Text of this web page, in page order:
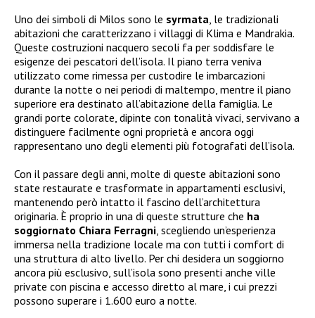
Uno dei simboli di Milos sono le syrmata, le tradizionali
abitazioni che caratterizzano i villaggi di Klima e Mandrakia.
Queste costruzioni nacquero secoli fa per soddisfare le
esigenze dei pescatori dell’isola. Il piano terra veniva
utilizzato come rimessa per custodire le imbarcazioni
durante la notte o nei periodi di maltempo, mentre il piano
superiore era destinato all’abitazione della famiglia. Le
grandi porte colorate, dipinte con tonalità vivaci, servivano a
distinguere facilmente ogni proprietà e ancora oggi
rappresentano uno degli elementi più fotografati dell’isola.
Con il passare degli anni, molte di queste abitazioni sono
state restaurate e trasformate in appartamenti esclusivi,
mantenendo però intatto il fascino dell’architettura
originaria. È proprio in una di queste strutture che ha
soggiornato Chiara Ferragni, scegliendo un’esperienza
immersa nella tradizione locale ma con tutti i comfort di
una struttura di alto livello. Per chi desidera un soggiorno
ancora più esclusivo, sull’isola sono presenti anche ville
private con piscina e accesso diretto al mare, i cui prezzi
possono superare i 1.600 euro a notte.